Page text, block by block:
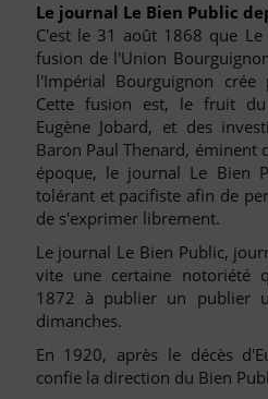
Le journal Le Bien Public
C'est le 31 août 1868 que
fusion de l'Union
l'Impérial Bourguignon
Cette fusion est, le fruit
Eugène Jobard, et des
Baron Paul Thenard, éminent
époque, le journal Le Bien
tolérant et pacifiste afin de
de s'exprimer librement.
Le journal Le Bien Public,
vite une certaine notoriété
1872 à publier un publier
dimanches.
En 1920, après le décès
confie la direction du Bien